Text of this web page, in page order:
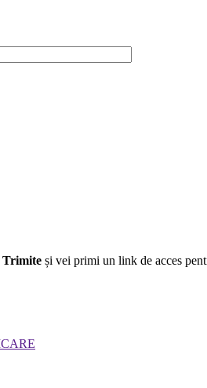
Trimite și vei primi un link de acces